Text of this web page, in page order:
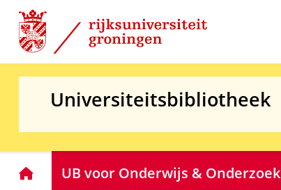
Skip
Content
Skip
Navigation
Universiteitsbibliotheek
HomeUB voor Onderwijs & Onderzoek